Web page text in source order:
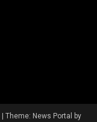
Theme: News Portal by